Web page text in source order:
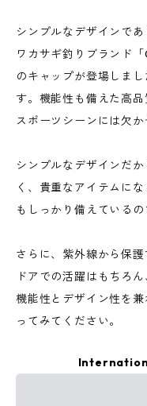
シンプルなデザインで
ワカサギ釣りブランド
のキャップが登場しま
す。機能性も備えた高
スポーツシーンには欠か
シンプルなデザインだ
く、貴重なアイテムに
もしっかり備えている
さらに、紫外線から保
ドアでの活躍はもちろ
機能性とデザイン性を
ってみてください。